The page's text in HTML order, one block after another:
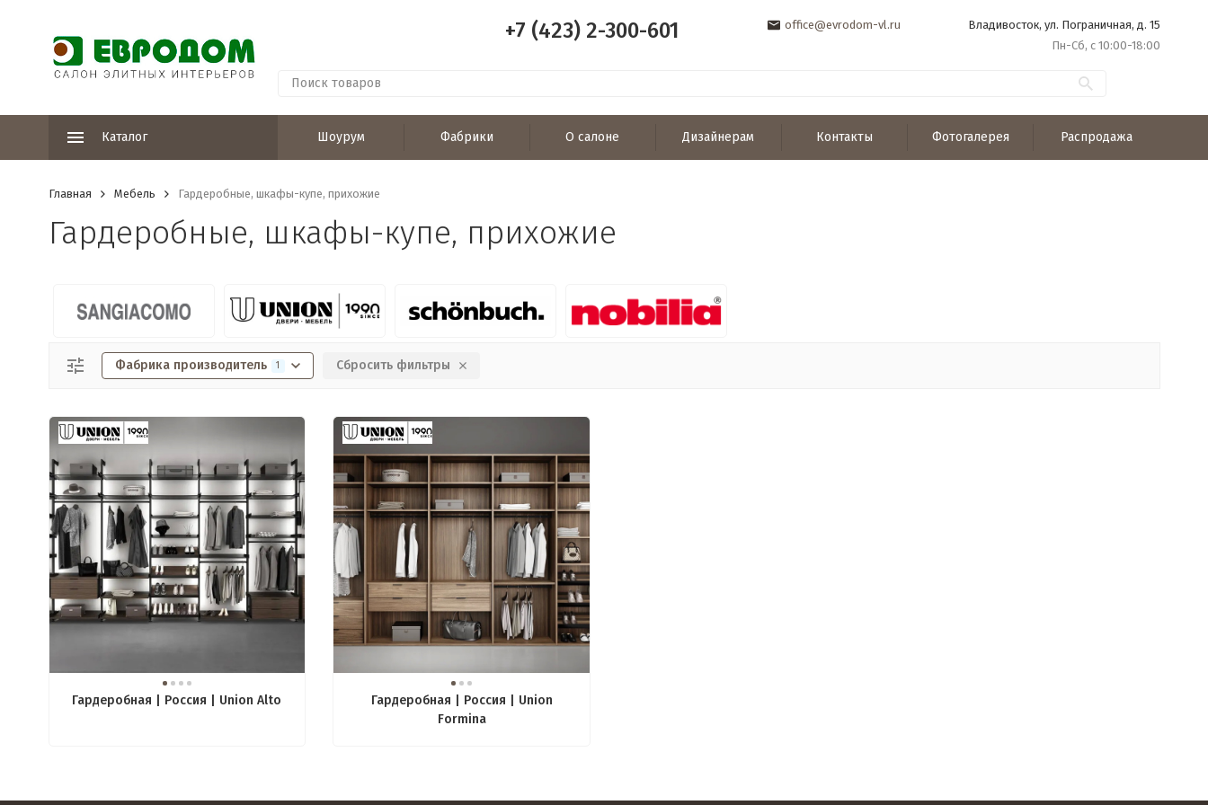
+7 (423) 2-300-601 office@evrodom-vl.ru
Владивосток, ул. Пограничная, д. 15
Пн-Сб, с 10:00-18:00
Каталог Шоурум Фабрики О салоне Дизайнерам Контакты Фотогалерея Распродажа
Главная Мебель Гардеробные, шкафы-купе, прихожие
Гардеробные, шкафы-купе, прихожие
Фабрика производитель 1 Сбросить фильтры
Гардеробная | Россия | Union Alto
Гардеробная | Россия | Union
Formina